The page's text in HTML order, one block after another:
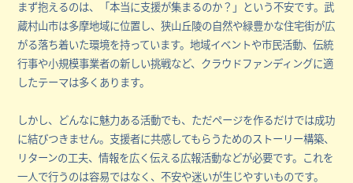
まず抱えるのは、「本当に支援が集まるのか？」という不安です。武
蔵村山市は多摩地域に位置し、狭山丘陵の自然や緑豊かな住宅街が広
がる落ち着いた環境を持っています。地域イベントや市民活動、伝統
行事や小規模事業者の新しい挑戦など、クラウドファンディングに適
したテーマは多くあります。
しかし、どんなに魅力ある活動でも、ただページを作るだけでは成功
に結びつきません。支援者に共感してもらうためのストーリー構築、
リターンの工夫、情報を広く伝える広報活動などが必要です。これを
一人で行うのは容易ではなく、不安や迷いが生じやすいものです。